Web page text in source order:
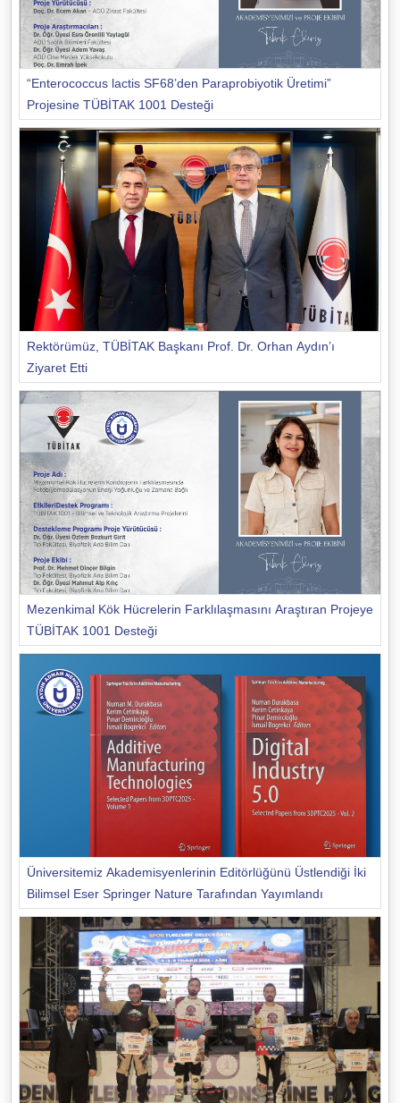
“Enterococcus lactis SF68’den Paraprobiyotik Üretimi”
Projesine TÜBİTAK 1001 Desteği
Rektörümüz, TÜBİTAK Başkanı Prof. Dr. Orhan Aydın’ı
Ziyaret Etti
Mezenkimal Kök Hücrelerin Farklılaşmasını Araştıran Projeye
TÜBİTAK 1001 Desteği
Üniversitemiz Akademisyenlerinin Editörlüğünü Üstlendiği İki
Bilimsel Eser Springer Nature Tarafından Yayımlandı